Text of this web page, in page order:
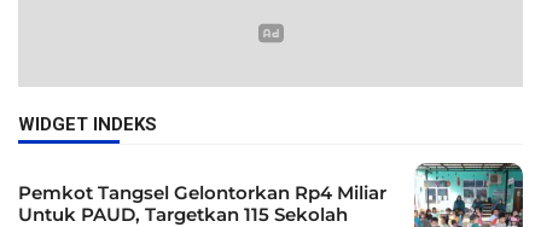
WIDGET INDEKS
Pemkot Tangsel Gelontorkan Rp4 Miliar
Untuk PAUD, Targetkan 115 Sekolah